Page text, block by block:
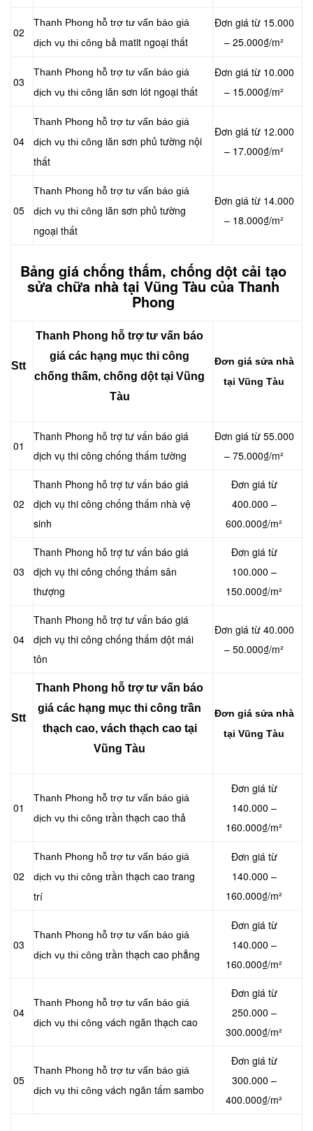
02
Thanh Phong hỗ trợ tư vấn báo giá
dịch vụ thi công bả matit ngoại thất
Đơn giá từ 15.000
– 25.000₫/m²
03
Thanh Phong hỗ trợ tư vấn báo giá
dịch vụ thi công lăn sơn lót ngoại thất
Đơn giá từ 10.000
– 15.000₫/m²
04
Thanh Phong hỗ trợ tư vấn báo giá
dịch vụ thi công lăn sơn phủ tường nội
thất
Đơn giá từ 12.000
– 17.000₫/m²
05
Thanh Phong hỗ trợ tư vấn báo giá
dịch vụ thi công lăn sơn phủ tường
ngoại thất
Đơn giá từ 14.000
– 18.000₫/m²
Bảng giá chống thấm, chống dột cải tạo
sửa chữa nhà tại Vũng Tàu của Thanh
Phong
Stt
Thanh Phong hỗ trợ tư vấn báo
giá các hạng mục thi công
chống thấm, chống dột tại Vũng
Tàu
Đơn giá sửa nhà
tại Vũng Tàu
01
Thanh Phong hỗ trợ tư vấn báo giá
dịch vụ thi công chống thấm tường
Đơn giá từ 55.000
– 75.000₫/m²
02
Thanh Phong hỗ trợ tư vấn báo giá
dịch vụ thi công chống thấm nhà vệ
sinh
Đơn giá từ
400.000 –
600.000₫/m²
03
Thanh Phong hỗ trợ tư vấn báo giá
dịch vụ thi công chống thấm sân
thượng
Đơn giá từ
100.000 –
150.000₫/m²
04
Thanh Phong hỗ trợ tư vấn báo giá
dịch vụ thi công chống thấm dột mái
tôn
Đơn giá từ 40.000
– 50.000₫/m²
Stt
Thanh Phong hỗ trợ tư vấn báo
giá các hạng mục thi công trần
thạch cao, vách thạch cao tại
Vũng Tàu
Đơn giá sửa nhà
tại Vũng Tàu
01
Thanh Phong hỗ trợ tư vấn báo giá
dịch vụ thi công trần thạch cao thả
Đơn giá từ
140.000 –
160.000₫/m²
02
Thanh Phong hỗ trợ tư vấn báo giá
dịch vụ thi công trần thạch cao trang
trí
Đơn giá từ
140.000 –
160.000₫/m²
03
Thanh Phong hỗ trợ tư vấn báo giá
dịch vụ thi công trần thạch cao phẳng
Đơn giá từ
140.000 –
160.000₫/m²
04
Thanh Phong hỗ trợ tư vấn báo giá
dịch vụ thi công vách ngăn thạch cao
Đơn giá từ
250.000 –
300.000₫/m²
05
Thanh Phong hỗ trợ tư vấn báo giá
dịch vụ thi công vách ngăn tấm sambo
Đơn giá từ
300.000 –
400.000₫/m²